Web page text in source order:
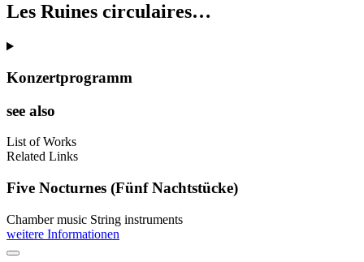
Les Ruines circulaires…
Konzertprogramm
see also
List of Works
Related Links
Five Nocturnes (Fünf Nachtstücke)
Chamber music String instruments
weitere Informationen